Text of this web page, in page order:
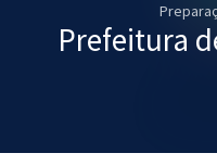
Prefeitura